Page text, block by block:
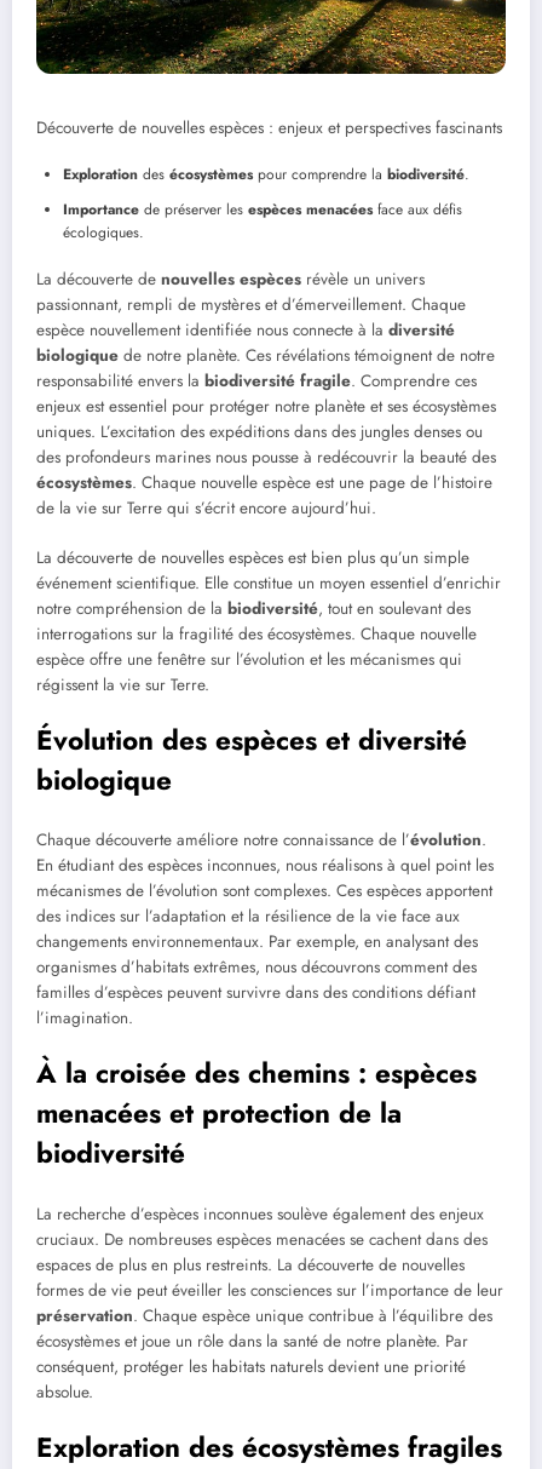
Découverte de nouvelles espèces : enjeux et perspectives fascinants
Exploration des écosystèmespour comprendre la biodiversité.
Importance de préserver les espèces menacéesface aux défis
écologiques.
La découverte de nouvelles espèces révèle un univers
passionnant, rempli de mystères et d’émerveillement. Chaque
espèce nouvellement identifiée nous connecte à la diversité
biologique de notre planète. Ces révélations témoignent de notre
responsabilité envers la biodiversité fragile. Comprendre ces
enjeux est essentiel pour protéger notre planète et ses écosystèmes
uniques. L’excitation des expéditions dans des jungles denses ou
des profondeurs marines nous pousse à redécouvrir la beauté des
écosystèmes. Chaque nouvelle espèce est une page de l’histoire
de la vie sur Terre qui s’écrit encore aujourd’hui.
La découverte de nouvelles espèces est bien plus qu’un simple
événement scientifique. Elle constitue un moyen essentiel d’enrichir
notre compréhension de la biodiversité, tout en soulevant des
interrogations sur la fragilité des écosystèmes. Chaque nouvelle
espèce offre une fenêtre sur l’évolution et les mécanismes qui
régissent la vie sur Terre.
Évolution des espèces et diversité
biologique
Chaque découverte améliore notre connaissance de l’évolution.
En étudiant des espèces inconnues, nous réalisons à quel point les
mécanismes de l’évolution sont complexes. Ces espèces apportent
des indices sur l’adaptation et la résilience de la vie face aux
changements environnementaux. Par exemple, en analysant des
organismes d’habitats extrêmes, nous découvrons comment des
familles d’espèces peuvent survivre dans des conditions défiant
l’imagination.
À la croisée des chemins : espèces
menacées et protection de la
biodiversité
La recherche d’espèces inconnues soulève également des enjeux
cruciaux. De nombreuses espèces menacées se cachent dans des
espaces de plus en plus restreints. La découverte de nouvelles
formes de vie peut éveiller les consciences sur l’importance de leur
préservation. Chaque espèce unique contribue à l’équilibre des
écosystèmes et joue un rôle dans la santé de notre planète. Par
conséquent, protéger les habitats naturels devient une priorité
absolue.
Exploration des écosystèmes fragiles